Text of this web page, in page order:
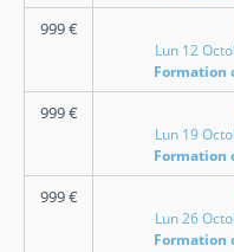
999€
Lun 12
Formation
999€
Lun 19
Formation
999€
Lun 26
Formation